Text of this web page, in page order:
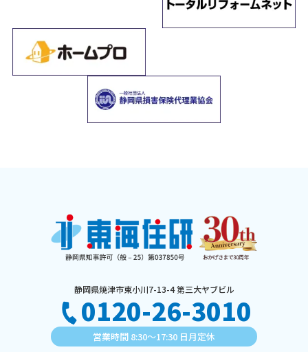
静岡県焼津市東小川7-13-4 第三大ヤブビル
0120-26-3010
営業時間 8:30〜17:30 日月定休